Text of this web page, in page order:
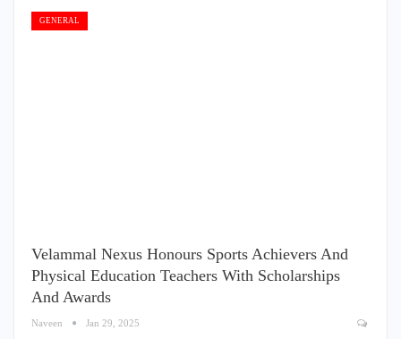
GENERAL
Velammal Nexus Honours Sports Achievers And
Physical Education Teachers With Scholarships
And Awards
Naveen Jan 29, 2025